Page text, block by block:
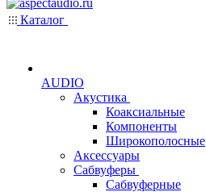
Каталог
AUDIO
Акустика
Коаксиальные
Компоненты
Широкополосные
Аксессуары
Сабвуферы
Сабвуферные